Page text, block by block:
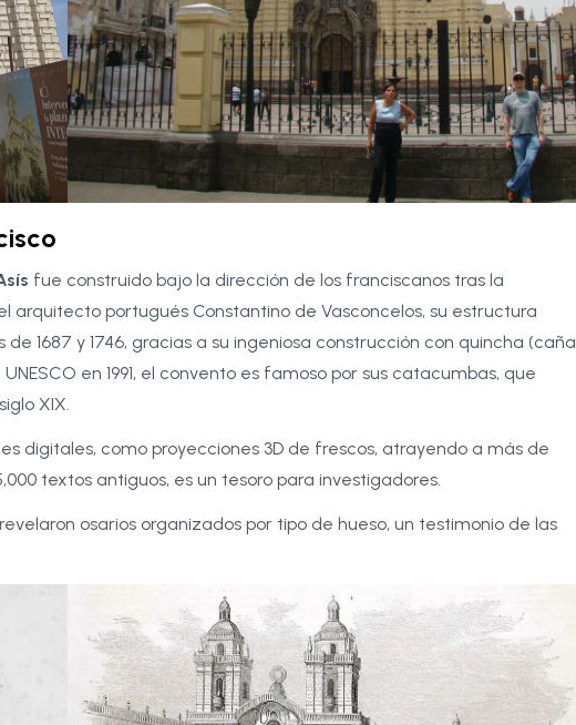
fue construido bajo la dirección de los franciscanos tras la
arquitecto portugués Constantino de Vasconcelos, su estructura
1687 y 1746, gracias a su ingeniosa construcción con quincha (caña
en 1991, el convento es famoso por sus catacumbas, que
XIX.
digitales, como proyecciones 3D de frescos, atrayendo a más de
textos antiguos, es un tesoro para investigadores.
osarios organizados por tipo de hueso, un testimonio de las